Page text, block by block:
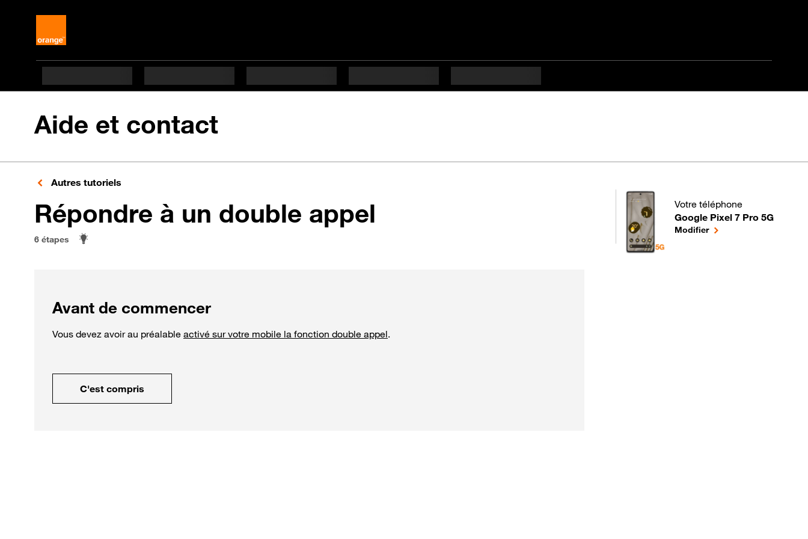
Aide et contact
Autres tutoriels
Répondre à un double appel
6 étapes
Votre téléphone
Google Pixel 7 Pro 5G
pour votre Google Pixel 7 Pro
Modifierle téléphone sélectionné
Avant de commencer
Vous devez avoir au préalable activé sur votre mobile la fonction double appel.
C'est compris